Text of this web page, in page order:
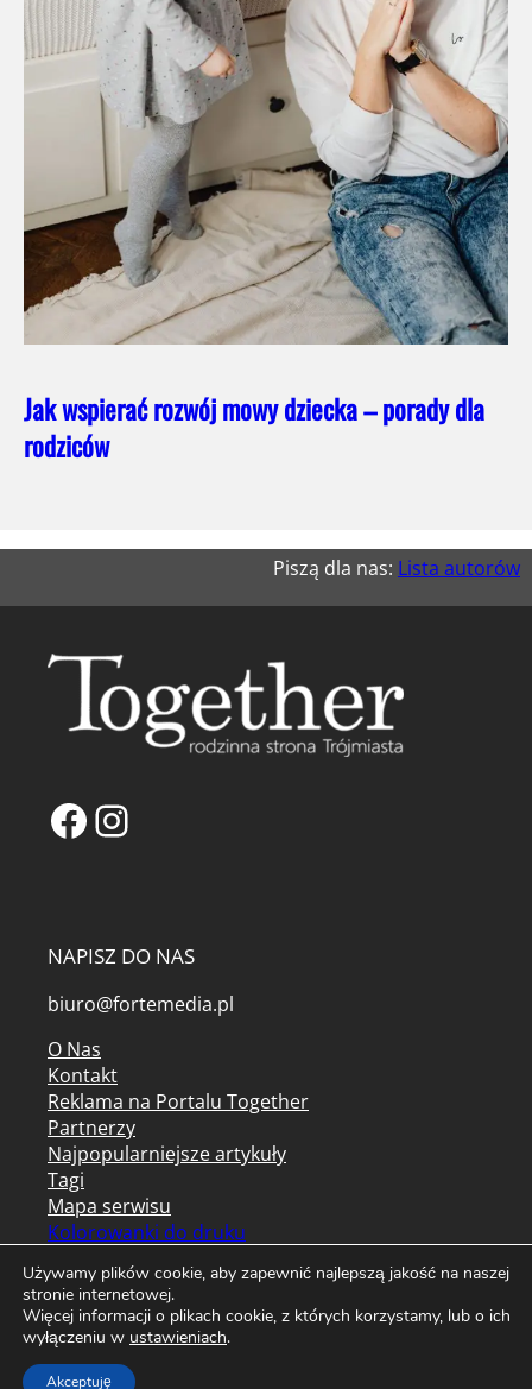
Jak wspierać rozwój mowy dziecka – porady dla
rodziców
Piszą dla nas: Lista autorów
Facebook
Instagram
NAPISZ DO NAS
biuro@fortemedia.pl
O Nas
Kontakt
Reklama na Portalu Together
Partnerzy
Najpopularniejsze artykuły
Tagi
Mapa serwisu
Kolorowanki do druku
Archiwum czasopism
Regulamin serwisu
Regulamin newslettera
Polityka prywatności / cookies
Używamy plików cookie, aby zapewnić najlepszą jakość na naszej
stronie internetowej.
Więcej informacji o plikach cookie, z których korzystamy, lub o ich
wyłączeniu w ustawieniach.
Akceptuję